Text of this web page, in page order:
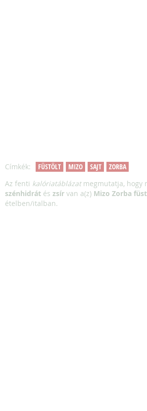
Címkék: FÜSTÖLT MIZO SAJT
ZORBA
Az fenti kalóriatáblázatmegmutatja, hogy
szénhidrát és zsír van a(z) Mizo Zorba
ételben/italban.